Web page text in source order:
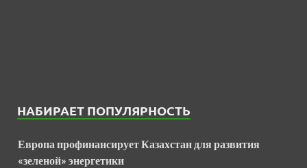
НАБИРАЕТ ПОПУЛЯРНОСТЬ
Европа профинансирует Казахстан для развития
«зеленой» энергетики